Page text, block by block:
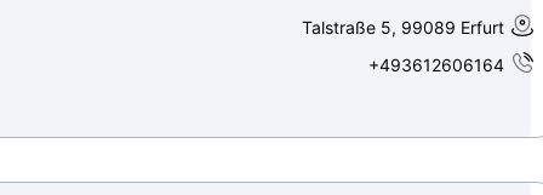
Talstraße 5, 99089 Erfurt
+493612606164